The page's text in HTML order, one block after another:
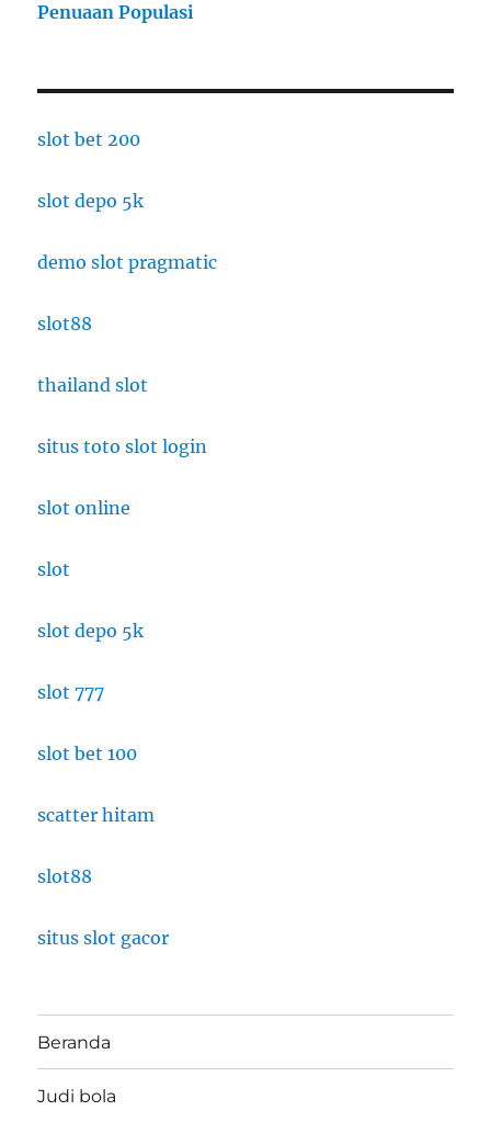
Penuaan Populasi
slot bet 200
slot depo 5k
demo slot pragmatic
slot88
thailand slot
situs toto slot login
slot online
slot
slot depo 5k
slot 777
slot bet 100
scatter hitam
slot88
situs slot gacor
Beranda
Judi bola